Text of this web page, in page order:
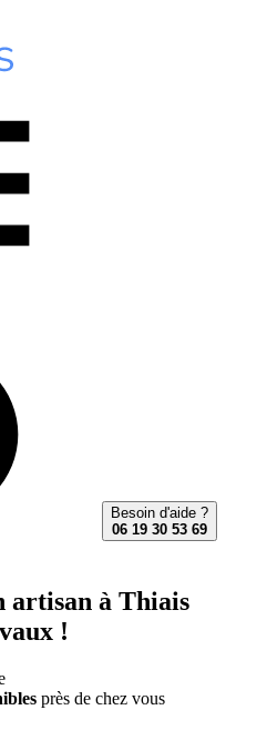
Besoin d'aide ?
06 19 30 53 69
artisan à Thiais
!
près de chez vous